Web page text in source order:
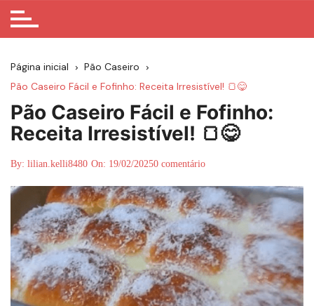
Página inicial
Pão Caseiro
Pão Caseiro Fácil e Fofinho: Receita Irresistível! 🍞😋
Pão Caseiro Fácil e Fofinho:
Receita Irresistível! 🍞😋
By: lilian.kelli8480 On: 19/02/20250 comentário